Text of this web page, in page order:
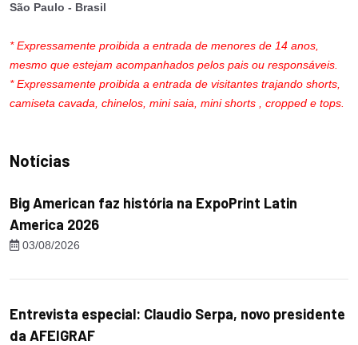
São Paulo - Brasil
* Expressamente proibida a entrada de menores de 14 anos,
mesmo que estejam acompanhados pelos pais ou responsáveis.
* Expressamente proibida a entrada de visitantes trajando shorts,
camiseta cavada, chinelos, mini saia, mini shorts , cropped e tops.
Notícias
Big American faz história na ExpoPrint Latin
America 2026
03/08/2026
Entrevista especial: Claudio Serpa, novo presidente
da AFEIGRAF